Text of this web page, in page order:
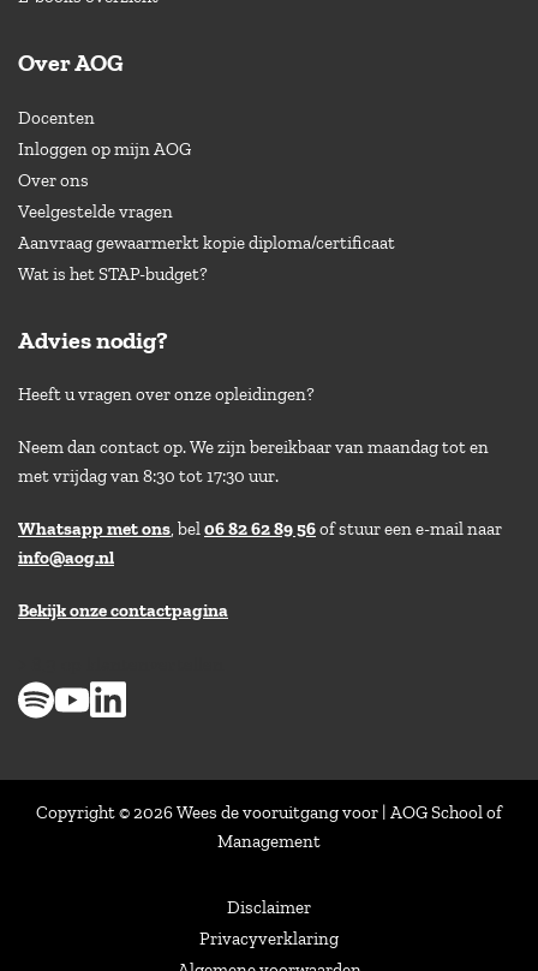
Over AOG
Docenten
Inloggen op mijn AOG
Over ons
Veelgestelde vragen
Aanvraag gewaarmerkt kopie diploma/certificaat
Wat is het STAP-budget?
Advies nodig?
Heeft u vragen over onze opleidingen?
Neem dan contact op. We zijn bereikbaar van maandag tot en
met vrijdag van 8:30 tot 17:30 uur.
Whatsapp met ons, bel06 82 62 89 56of stuur een e-mail naar
info@aog.nl
Bekijk onze contactpagina
Copyright © 2026 Wees de vooruitgang voor | AOG School of
Management
Disclaimer
Privacyverklaring